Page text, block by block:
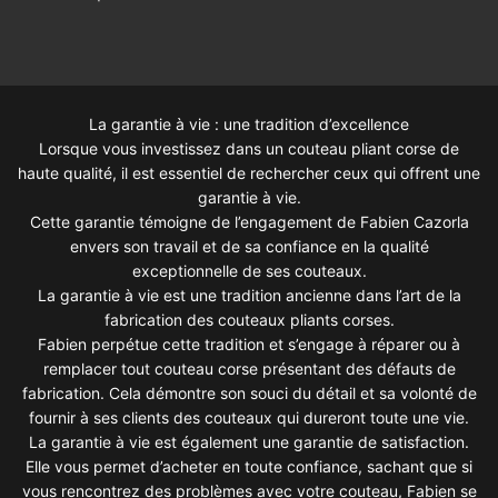
La garantie à vie : une tradition d’excellence
Lorsque vous investissez dans un couteau pliant corse de
haute qualité, il est essentiel de rechercher ceux qui offrent une
garantie à vie.
Cette garantie témoigne de l’engagement de Fabien Cazorla
envers son travail et de sa confiance en la qualité
exceptionnelle de ses couteaux.
La garantie à vie est une tradition ancienne dans l’art de la
fabrication des couteaux pliants corses.
Fabien perpétue cette tradition et s’engage à réparer ou à
remplacer tout couteau corse présentant des défauts de
fabrication. Cela démontre son souci du détail et sa volonté de
fournir à ses clients des couteaux qui dureront toute une vie.
La garantie à vie est également une garantie de satisfaction.
Elle vous permet d’acheter en toute confiance, sachant que si
vous rencontrez des problèmes avec votre couteau, Fabien se